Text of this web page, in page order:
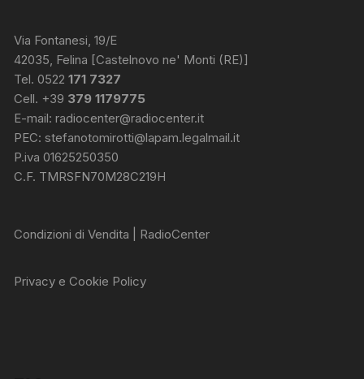
Via Fontanesi, 19/E
42035, Felina [Castelnovo ne' Monti (RE)]
Tel. 0522171 7327
Cell. +39 379 1179775
E-mail:radiocenter@radiocenter.it
PEC:stefanotomirotti@lapam.legalmail.it
P.iva 01625250350
C.F. TMRSFN70M28C219H
Condizioni di Vendita | RadioCenter
Privacy e Cookie Policy